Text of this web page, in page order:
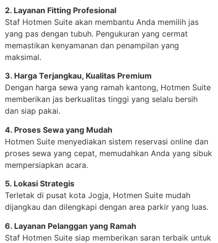
2. Layanan Fitting Profesional
Staf Hotmen Suite akan membantu Anda memilih jas
yang pas dengan tubuh. Pengukuran yang cermat
memastikan kenyamanan dan penampilan yang
maksimal.
3. Harga Terjangkau, Kualitas Premium
Dengan harga sewa yang ramah kantong, Hotmen Suite
memberikan jas berkualitas tinggi yang selalu bersih
dan siap pakai.
4. Proses Sewa yang Mudah
Hotmen Suite menyediakan sistem reservasi online dan
proses sewa yang cepat, memudahkan Anda yang sibuk
mempersiapkan acara.
5. Lokasi Strategis
Terletak di pusat kota Jogja, Hotmen Suite mudah
dijangkau dan dilengkapi dengan area parkir yang luas.
6. Layanan Pelanggan yang Ramah
Staf Hotmen Suite siap memberikan saran terbaik untuk